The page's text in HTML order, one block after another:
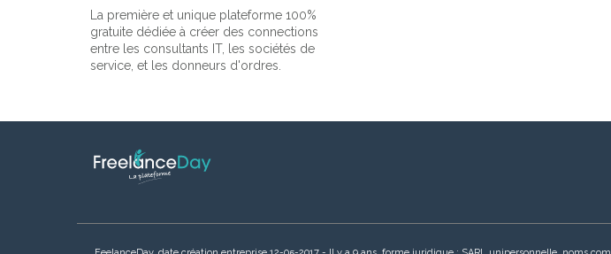
La première et unique plateforme 100%
gratuite dédiée à créer des connections
entre les consultants IT, les sociétés de
service, et les donneurs d'ordres.